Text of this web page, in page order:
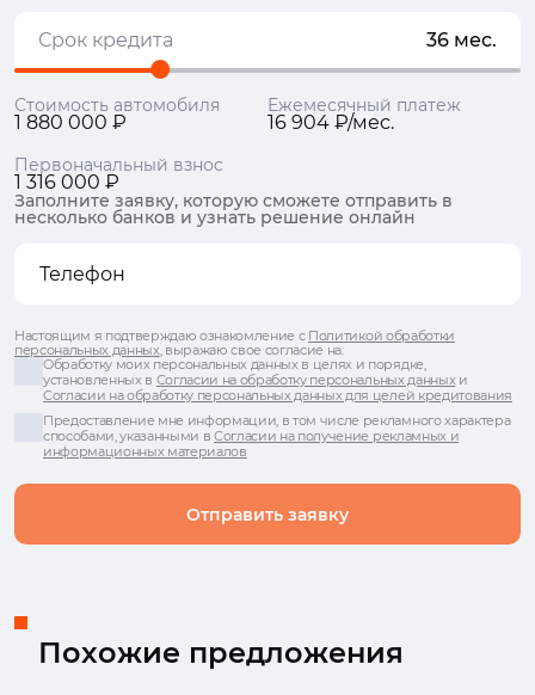
Срок кредита 36 мес.
Стоимость автомобиля
1 880 000 ₽
Ежемесячный платеж
16 904 ₽/мес.
Первоначальный взнос
1 316 000 ₽
Заполните заявку, которую сможете отправить в
несколько банков и узнать решение онлайн
Отправить заявку
Настоящим я подтверждаю ознакомление с Политикой обработки
персональных данных, выражаю свое согласие на:
Обработку моих персональных данных в целях и порядке,
установленных в Согласии на обработку персональных данныхи
Согласии на обработку персональных данных для целей кредитования
Предоставление мне информации, в том числе рекламного характера
способами, указанными вСогласии на получение рекламных и
информационных материалов
Похожие предложения